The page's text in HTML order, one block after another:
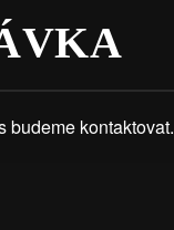
budeme kontaktovat.